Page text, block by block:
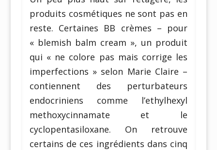
produits cosmétiques ne sont pas en
reste. Certaines BB crèmes – pour
« blemish balm cream », un produit
qui « ne colore pas mais corrige les
imperfections » selon Marie Claire –
contiennent des perturbateurs
endocriniens comme l’ethylhexyl
methoxycinnamate et le
cyclopentasiloxane. On retrouve
certains de ces ingrédients dans cinq